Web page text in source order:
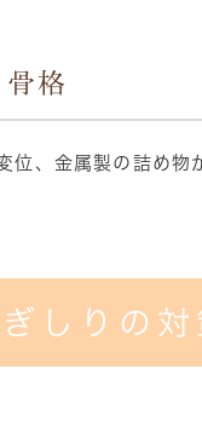
格
位、金属製の詰め
しりの対